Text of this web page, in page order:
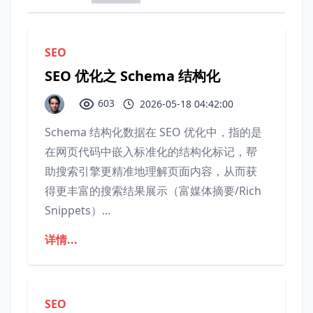
SEO
SEO 优化之 Schema 结构化
603 2026-05-18 04:42:00
Schema 结构化数据在 SEO 优化中，指的是
在网页代码中嵌入标准化的结构化标记，帮
助搜索引擎更精准地理解页面内容，从而获
得更丰富的搜索结果展示（富媒体摘要/Rich
Snippets）...
详情...
SEO